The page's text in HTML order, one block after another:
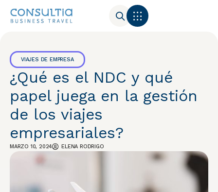
VIAJES DE EMPRESA
¿Qué es el NDC y qué
papel juega en la gestión
de los viajes
empresariales?
MARZO 10, 2024 ELENA RODRIGO